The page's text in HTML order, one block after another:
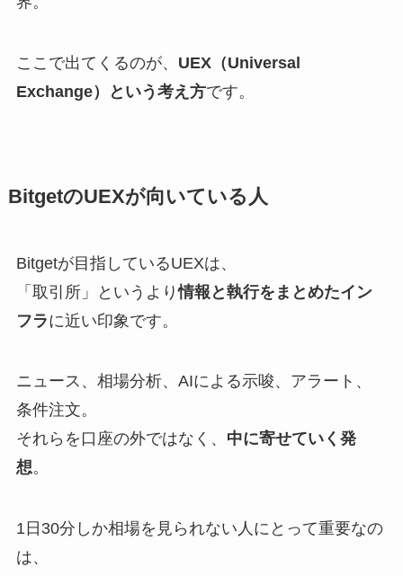
ここで出てくるのが、 UEX（Universal
Exchange）という考え方です。
BitgetのUEXが向いている人
Bitgetが目指しているUEXは、
「取引所」というより情報と執行をまとめたイン
フラに近い印象です。
ニュース、相場分析、AIによる示唆、アラート、
条件注文。
それらを口座の外ではなく、 中に寄せていく発
想。
1日30分しか相場を見られない人にとって重要なの
は、